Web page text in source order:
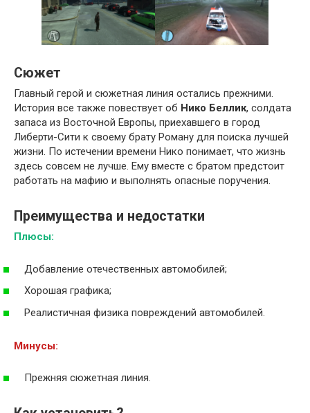
Сюжет
Главный герой и сюжетная линия остались прежними.
История все также повествует об Нико Беллик, солдата
запаса из Восточной Европы, приехавшего в город
Либерти-Сити к своему брату Роману для поиска лучшей
жизни. По истечении времени Нико понимает, что жизнь
здесь совсем не лучше. Ему вместе с братом предстоит
работать на мафию и выполнять опасные поручения.
Преимущества и недостатки
Плюсы:
Добавление отечественных автомобилей;
Хорошая графика;
Реалистичная физика повреждений автомобилей.
Минусы:
Прежняя сюжетная линия.